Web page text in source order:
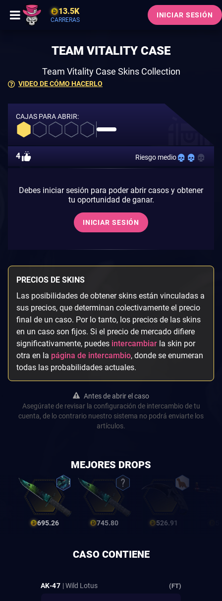
13.5K
CARRERAS
INICIAR SESIÓN
VIDEO DE CÓMO HACERLO
TEAM VITALITY CASE
Team Vitality Case Skins Collection
CAJAS PARA ABRIR:
4 Riesgo medio
Debes iniciar sesión para poder abrir casos y obtener
tu oportunidad de ganar.
INICIAR SESIÓN
PRECIOS DE SKINS
Las posibilidades de obtener skins están vinculadas a
sus precios, que determinan colectivamente el precio
final de un caso. Por lo tanto, los precios de las skins
en un caso son fijos. Si el precio de mercado difiere
significativamente, puedes intercambiar la skin por
otra en la página de intercambio, donde se enumeran
todas las probabilidades actuales.
Antes de abrir el caso
Asegúrate de revisar la configuración de intercambio de tu
cuenta, de lo contrario nuestro sistema no podrá enviarte los
artículos.
MEJORES DROPS
695.26 745.80 526.91
CASO CONTIENE
AK-47 | Wild Lotus (FT)